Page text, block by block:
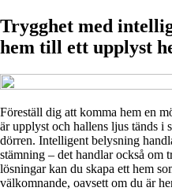
Trygghet med
hem till ett upplyst
Föreställ dig att komma hem en
är upplyst och hallens ljus tänds i
dörren. Intelligent belysning
stämning – det handlar också om
lösningar kan du skapa ett hem
välkomnande, oavsett om du är